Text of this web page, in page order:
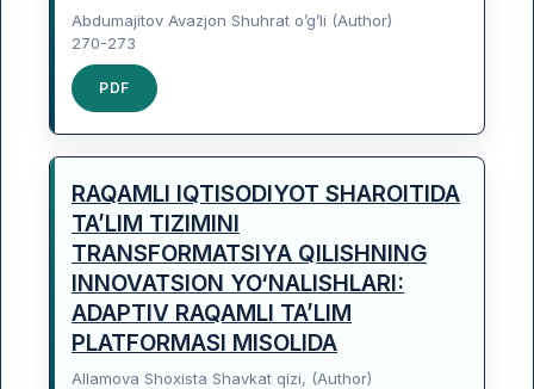
Abdumajitov Avazjon Shuhrat o’g’li (Author)
270-273
PDF
RAQAMLI IQTISODIYOT SHAROITIDA
TA’LIM TIZIMINI
TRANSFORMATSIYA QILISHNING
INNOVATSION YO‘NALISHLARI:
ADAPTIV RAQAMLI TA’LIM
PLATFORMASI MISOLIDA
Allamova Shoxista Shavkat qizi, (Author)